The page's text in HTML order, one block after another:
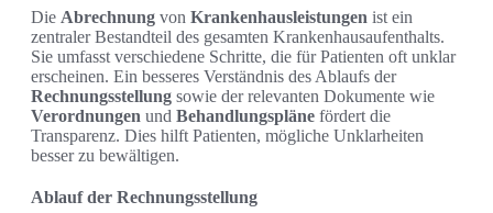
Die Abrechnung von Krankenhausleistungen ist ein
zentraler Bestandteil des gesamten Krankenhausaufenthalts.
Sie umfasst verschiedene Schritte, die für Patienten oft unklar
erscheinen. Ein besseres Verständnis des Ablaufs der
Rechnungsstellung sowie der relevanten Dokumente wie
Verordnungen und Behandlungspläne fördert die
Transparenz. Dies hilft Patienten, mögliche Unklarheiten
besser zu bewältigen.
Ablauf der Rechnungsstellung